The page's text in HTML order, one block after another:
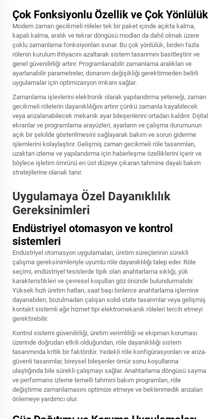
Çok Fonksiyonlu Özellik ve Çok Yönlülük
Modern zaman gecikmeli röleler tek bir paket içinde açıkta kalma,
kapalı kalma, aralık ve tekrar döngüsü modları da dahil olmak üzere
çoklu zamanlama fonksiyonları sunar. Bu çok yönlülük, birden fazla
rölenin kurulum ihtiyacını azaltarak sistem tasarımını basitleştirir ve
genel güvenilirliği artırır. Programlanabilir zamanlama aralıkları ve
ayarlanabilir parametreler, donanım değişikliği gerektirmeden belirli
uygulamalar için optimizasyon imkanı sağlar.
Zamanlama işlevlerini elektronik olarak yapılandırma yeteneği, zaman
gecikmeli rölelerin dayanıklılığını artırır çünkü zamanla kayabilecek
veya arızalanabilecek mekanik ayar bileşenlerini ortadan kaldırır. Dijital
ekranlar ve programlama arayüzleri, ayarların ve çalışma durumunun
açık bir şekilde gösterilmesini sağlayarak bakım ve sorun giderme
işlemlerini kolaylaştırır. Gelişmiş zaman gecikmeli röle tasarımları,
uzaktan izleme ve yapılandırma için haberleşme özelliklerini içerir ve
böylece işletim ömrünü en üst düzeye çıkaran tahmine dayalı bakım
stratejilerine olanak tanır.
Uygulamaya Özel Dayanıklılık
Gereksinimleri
Endüstriyel otomasyon ve kontrol
sistemleri
Endüstriyel otomasyon uygulamaları, üretim süreçlerinin sürekli
çalışma gereksinimleriyle uyumlu röle dayanıklılığı talep eder. Röle
seçimi, endüstriyel tesislerde tipik olan anahtarlama sıklığı, yük
karakteristikleri ve çevresel koşulları göz önünde bulundurmalıdır.
Yüksek hızlı üretim hatları, saat başı binlerce anahtarlama işlemine
dayanabilen, bozulmadan çalışan solid-state tasarımlar veya gelişmiş
kontakt sistemli ağır hizmet tipi elektromekanik röleleri tercih etmeyi
gerektirebilir.
Kontrol sistemi güvenilirliği, üretim verimliliği ve ekipman koruması
üzerinde doğrudan etkili olduğundan, röle dayanıklılığı sistem
tasarımında kritik bir faktördür. Yedekli röle konfigürasyonları ve arıza-
güvenli tasarımlar, bireysel bileşenler ömür sonu koşullarına
ulaştığında bile sürekli çalışmayı sağlar. Anahtarlama döngüsü sayma
ve performans izleme temelli tahmini bakım programları, röle
değiştirme zamanlamasını optimize etmeye ve beklenmedik arızaları
önlemeye yardımcı olur.